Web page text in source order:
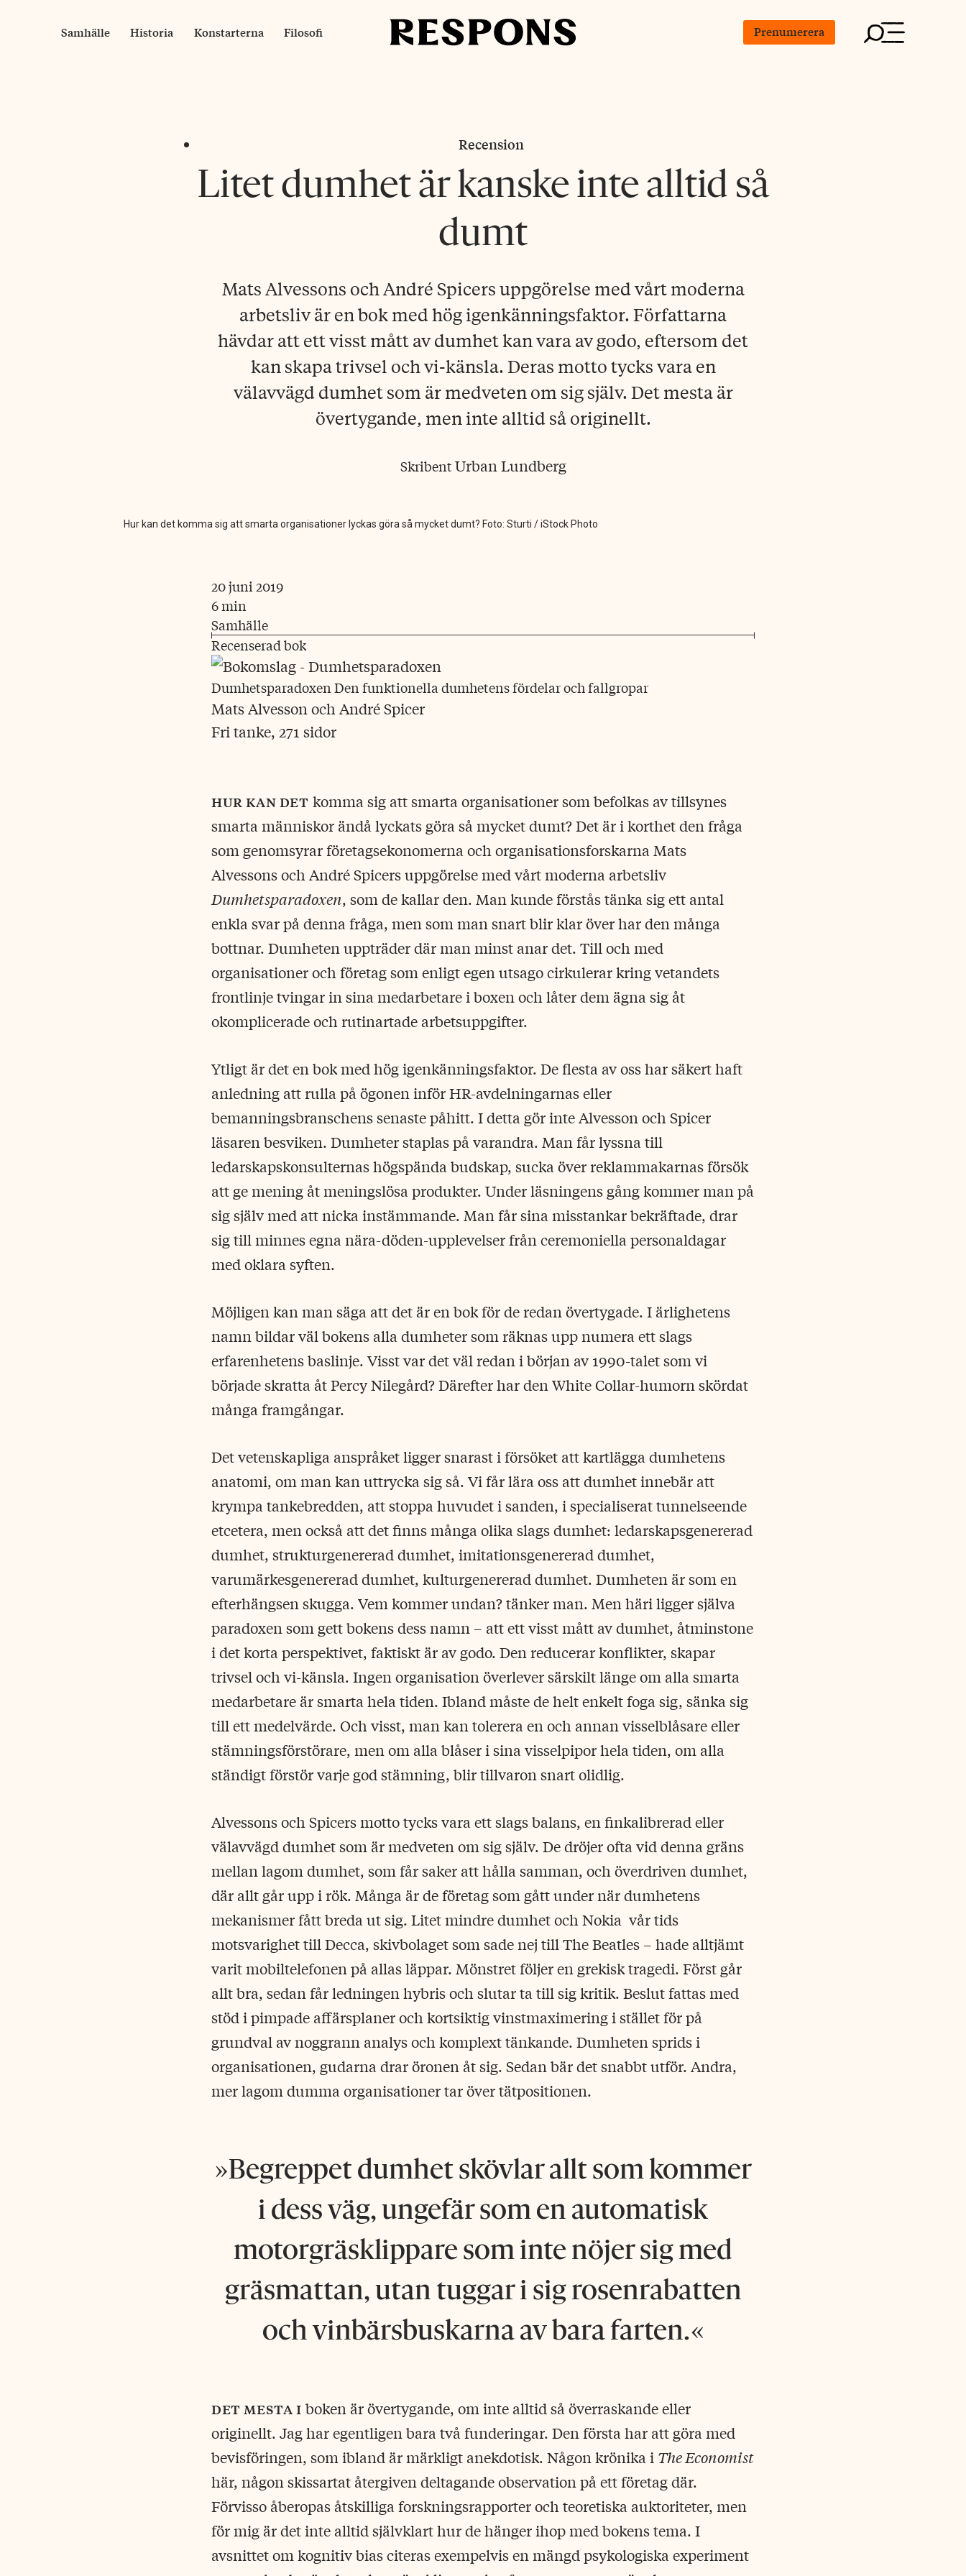
Samhälle Historia Konstarterna Filosofi Prenumerera
Recension
Litet dumhet är kanske inte alltid så
dumt
Mats Alvessons och André Spicers uppgörelse med vårt moderna
arbetsliv är en bok med hög igenkänningsfaktor. Författarna
hävdar att ett visst mått av dumhet kan vara av godo, eftersom det
kan skapa trivsel och vi-känsla. Deras motto tycks vara en
välavvägd dumhet som är medveten om sig själv. Det mesta är
övertygande, men inte alltid så originellt.
SkribentUrban Lundberg
Hur kan det komma sig att smarta organisationer lyckas göra så mycket dumt? Foto: Sturti / iStock Photo
20 juni 2019
6 min
Samhälle
Recenserad bok
DumhetsparadoxenDen funktionella dumhetens fördelar och fallgropar
Mats Alvesson och André Spicer
Fri tanke, 271 sidor
hur kan det komma sig att smarta organisationer som befolkas av tillsynes
smarta människor ändå lyckats göra så mycket dumt? Det är i korthet den fråga
som genomsyrar företagsekonomerna och organisationsforskarna Mats
Alvessons och André Spicers uppgörelse med vårt moderna arbetsliv
Dumhetsparadoxen, som de kallar den. Man kunde förstås tänka sig ett antal
enkla svar på denna fråga, men som man snart blir klar över har den många
bottnar. Dumheten uppträder där man minst anar det. Till och med
organisationer och företag som enligt egen utsago cirkulerar kring vetandets
frontlinje tvingar in sina medarbetare i boxen och låter dem ägna sig åt
okomplicerade och rutinartade arbetsuppgifter.
Ytligt är det en bok med hög igenkänningsfaktor. De flesta av oss har säkert haft
anledning att rulla på ögonen inför HR-avdelningarnas eller
bemanningsbranschens senaste påhitt. I detta gör inte Alvesson och Spicer
läsaren besviken. Dumheter staplas på varandra. Man får lyssna till
ledarskapskonsulternas högspända budskap, sucka över reklammakarnas försök
att ge mening åt meningslösa produkter. Under läsningens gång kommer man på
sig själv med att nicka instämmande. Man får sina misstankar bekräftade, drar
sig till minnes egna nära-döden-upplevelser från ceremoniella personaldagar
med oklara syften.
Möjligen kan man säga att det är en bok för de redan övertygade. I ärlighetens
namn bildar väl bokens alla dumheter som räknas upp numera ett slags
erfarenhetens baslinje. Visst var det väl redan i början av 1990-talet som vi
började skratta åt Percy Nilegård? Därefter har den White Collar-humorn skördat
många framgångar.
Det vetenskapliga anspråket ligger snarast i försöket att kartlägga dumhetens
anatomi, om man kan uttrycka sig så. Vi får lära oss att dumhet innebär att
krympa tankebredden, att stoppa huvudet i sanden, i specialiserat tunnelseende
etcetera, men också att det finns många olika slags dumhet: ledarskapsgenererad
dumhet, strukturgenererad dumhet, imitationsgenererad dumhet,
varumärkesgenererad dumhet, kulturgenererad dumhet. Dumheten är som en
efterhängsen skugga. Vem kommer undan? tänker man. Men häri ligger själva
paradoxen som gett bokens dess namn – att ett visst mått av dumhet, åtminstone
i det korta perspektivet, faktiskt är av godo. Den reducerar konflikter, skapar
trivsel och vi-känsla. Ingen organisation överlever särskilt länge om alla smarta
medarbetare är smarta hela tiden. Ibland måste de helt enkelt foga sig, sänka sig
till ett medelvärde. Och visst, man kan tolerera en och annan visselblåsare eller
stämningsförstörare, men om alla blåser i sina visselpipor hela tiden, om alla
ständigt förstör varje god stämning, blir tillvaron snart olidlig.
Alvessons och Spicers motto tycks vara ett slags balans, en finkalibrerad eller
välavvägd dumhet som är medveten om sig själv. De dröjer ofta vid denna gräns
mellan lagom dumhet, som får saker att hålla samman, och överdriven dumhet,
där allt går upp i rök. Många är de företag som gått under när dumhetens
mekanismer fått breda ut sig. Litet mindre dumhet och Nokia vår tids
motsvarighet till Decca, skivbolaget som sade nej till The Beatles – hade alltjämt
varit mobiltelefonen på allas läppar. Mönstret följer en grekisk tragedi. Först går
allt bra, sedan får ledningen hybris och slutar ta till sig kritik. Beslut fattas med
stöd i pimpade affärsplaner och kortsiktig vinstmaximering i stället för på
grundval av noggrann analys och komplext tänkande. Dumheten sprids i
organisationen, gudarna drar öronen åt sig. Sedan bär det snabbt utför. Andra,
mer lagom dumma organisationer tar över tätpositionen.
Begreppet dumhet skövlar allt som kommer
i dess väg, ungefär som en automatisk
motorgräsklippare som inte nöjer sig med
gräsmattan, utan tuggar i sig rosenrabatten
och vinbärsbuskarna av bara farten.
det mesta i boken är övertygande, om inte alltid så överraskande eller
originellt. Jag har egentligen bara två funderingar. Den första har att göra med
bevisföringen, som ibland är märkligt anekdotisk. Någon krönika i The Economist
här, någon skissartat återgiven deltagande observation på ett företag där.
Förvisso åberopas åtskilliga forskningsrapporter och teoretiska auktoriteter, men
för mig är det inte alltid självklart hur de hänger ihop med bokens tema. I
avsnittet om kognitiv bias citeras exempelvis en mängd psykologiska experiment